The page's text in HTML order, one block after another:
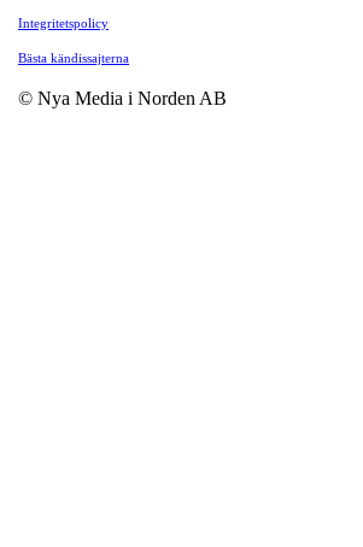
Integritetspolicy
Bästa kändissajterna
© Nya Media i Norden AB